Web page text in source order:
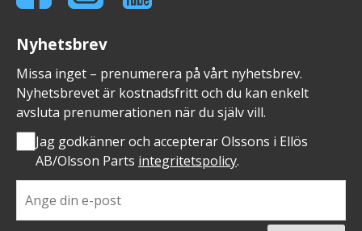
Nyhetsbrev
Missa inget – prenumerera på vårt nyhetsbrev.
Nyhetsbrevet är kostnadsfritt och du kan enkelt
avsluta prenumerationen när du själv vill.
Jag godkänner och accepterar Olssons i Ellös
AB/Olsson Parts integritetspolicy.